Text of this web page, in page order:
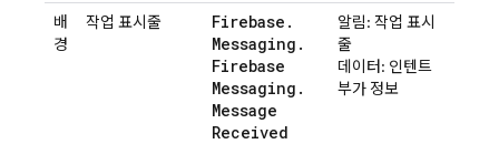
배
경
작업 표시줄 Firebase .
Messaging .
Firebase
Messaging .
Message
Received
알림: 작업 표시
줄
데이터: 인텐트
부가 정보